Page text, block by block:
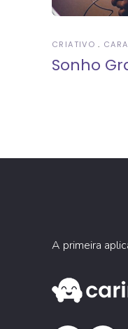
CRIATIVO
Sonho
A primeira